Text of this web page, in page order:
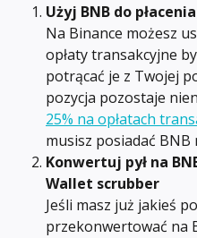
Użyj BNB do
Na Binance możesz
opłaty transakcyjne
potrącać je z Twojej
pozycja pozostaje
25% na opłatach
musisz posiadać BNB
Konwertuj pył na
Wallet scrubber
Jeśli masz już jakieś
przekonwertować na